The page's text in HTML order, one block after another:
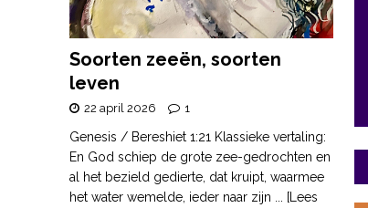
Soorten zeeën, soorten
leven
22 april 2026 1
Genesis / Bereshiet 1:21 Klassieke vertaling:
En God schiep de grote zee-gedrochten en
al het bezield gedierte, dat kruipt, waarmee
het water wemelde, ieder naar zijn ... [Lees